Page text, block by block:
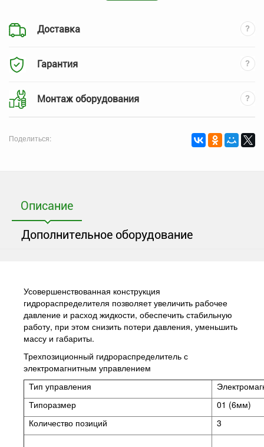
Доставка
Гарантия
Монтаж оборудования
Поделиться:
Описание
Дополнительное оборудование
Усовершенствованная конструкция
гидрораспределителя позволяет увеличить рабочее
давление и расход жидкости, обеспечить стабильную
работу, при этом снизить потери давления, уменьшить
массу и габариты.
Трехпозиционный гидрораспределитель с
электромагнитным управлением
Тип управления
Типоразмер
01 (6мм)
Количество позиций
3